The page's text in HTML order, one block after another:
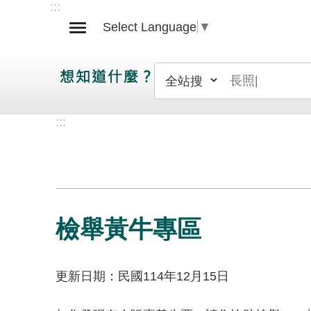
跳到主要內容區塊
:::
Select Language ▼
:::
檢舉黃牛專區
更新日期：民國114年12月15日